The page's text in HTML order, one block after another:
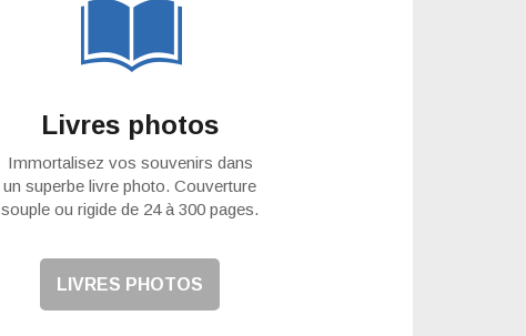
Livres photos
Immortalisez vos souvenirs dans
un superbe livre photo. Couverture
souple ou rigide de 24 à 300 pages.
LIVRES PHOTOS